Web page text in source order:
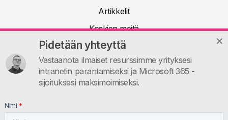
Pidetään yhteyttä
Vastaanota ilmaiset resurssimme yrityksesi
intranetin parantamiseksi ja Microsoft 365 -
sijoituksesi maksimoimiseksi.
Nimi *
Artikkelit
Koskien meitä
Tekninen dokumentaatio
UKK
Ota yhteyttä